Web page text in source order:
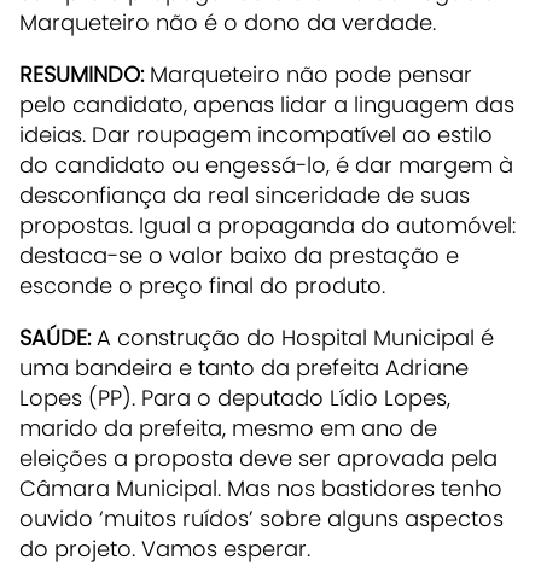
Marqueteiro não é o dono da verdade.
RESUMINDO: Marqueteiro não pode pensar
pelo candidato, apenas lidar a linguagem das
ideias. Dar roupagem incompatível ao estilo
do candidato ou engessá-lo, é dar margem à
desconfiança da real sinceridade de suas
propostas. Igual a propaganda do automóvel:
destaca-se o valor baixo da prestação e
esconde o preço final do produto.
SAÚDE:A construção do Hospital Municipal é
uma bandeira e tanto da prefeita Adriane
Lopes (PP). Para o deputado Lídio Lopes,
marido da prefeita, mesmo em ano de
eleições a proposta deve ser aprovada pela
Câmara Municipal. Mas nos bastidores tenho
ouvido ‘muitos ruídos’ sobre alguns aspectos
do projeto. Vamos esperar.